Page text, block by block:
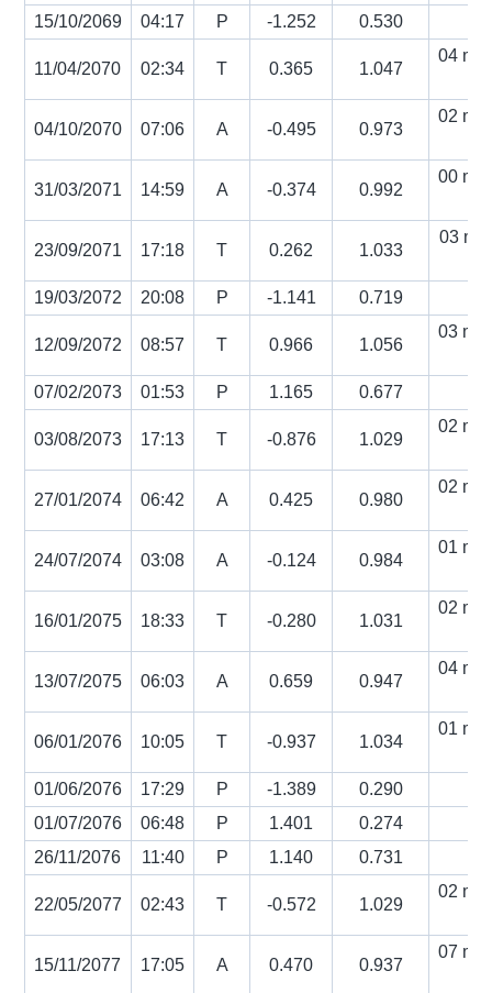
15/10/2069
04:17 P -1.252 0.530
11/04/2070 02:34 T 0.365 1.047
04
04/10/2070 07:06 A -0.495 0.973
02
31/03/2071 14:59 A -0.374 0.992
00
23/09/2071 17:18 T 0.262 1.033
03
19/03/2072
20:08 P -1.141 0.719
12/09/2072 08:57 T 0.966 1.056
03
07/02/2073
01:53 P 1.165 0.677
03/08/2073 17:13 T -0.876 1.029
02
27/01/2074 06:42 A 0.425 0.980
02
24/07/2074 03:08 A -0.124 0.984
01
16/01/2075 18:33 T -0.280 1.031
02
13/07/2075 06:03 A 0.659 0.947
04
06/01/2076 10:05 T -0.937 1.034
01
01/06/2076
17:29 P -1.389
0.290
01/07/2076
06:48 P 1.401
0.274
26/11/2076
11:40 P 1.140 0.731
22/05/2077 02:43 T -0.572 1.029
02
15/11/2077 17:05 A 0.470 0.937
07